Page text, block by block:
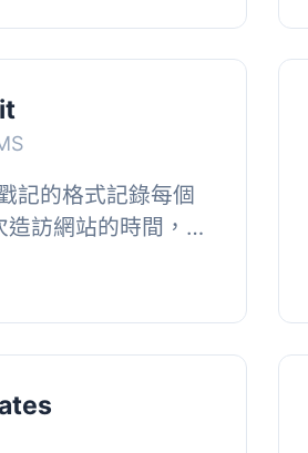
記的格式記錄每個
訪網站的時間，記
些實用...